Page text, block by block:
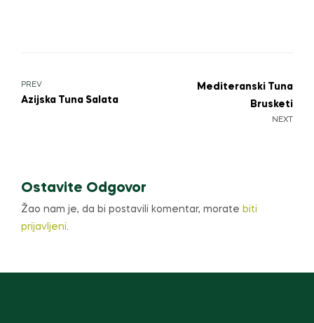
PREV
Azijska Tuna Salata
NEXT
Mediteranski Tuna
Brusketi
Ostavite Odgovor
Žao nam je, da bi postavili komentar, morate biti
prijavljeni.